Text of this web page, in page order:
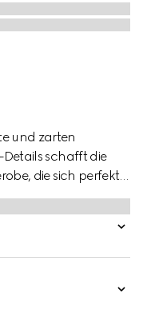
und zarten
Details schafft die
die sich perfekt
Dieses Kleid
mit Doppel G zwei